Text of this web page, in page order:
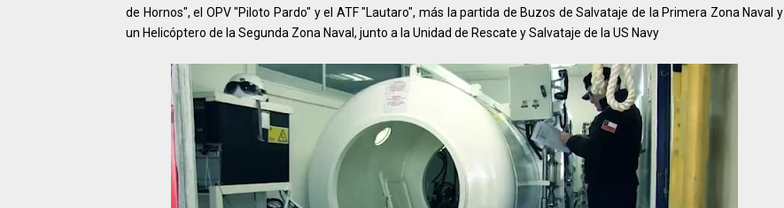
de Hornos", el OPV "Piloto Pardo" y el ATF "Lautaro", más la partida de Buzos de Salvataje de la Primera Zona Naval y
un Helicóptero de la Segunda Zona Naval, junto a la Unidad de Rescate y Salvataje de la US Navy